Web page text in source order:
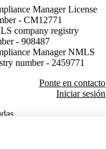
Manager License
- CM12771
company registry
- 908487
Manager NMLS
number - 2459771
Ponte en contacto
Iniciar sesión